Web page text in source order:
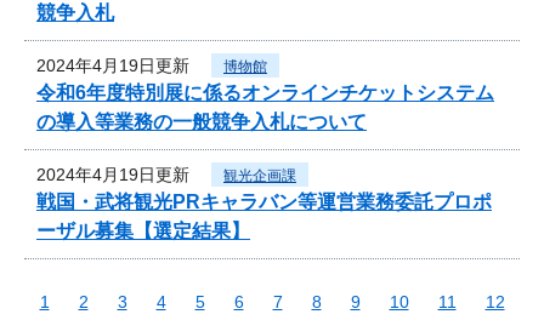
競争入札
2024年4月19日更新 博物館
令和6年度特別展に係るオンラインチケットシステム
の導入等業務の一般競争入札について
2024年4月19日更新 観光企画課
戦国・武将観光PRキャラバン等運営業務委託プロポ
ーザル募集【選定結果】
1 2 3 4 5 6 7 8 9 10 11
12